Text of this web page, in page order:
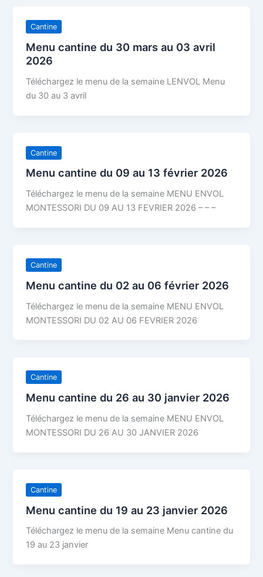
Cantine
Menu cantine du 30 mars au 03 avril
2026
Téléchargez le menu de la semaine LENVOL Menu
du 30 au 3 avril
Cantine
Menu cantine du 09 au 13 février 2026
Téléchargez le menu de la semaine MENU ENVOL
MONTESSORI DU 09 AU 13 FEVRIER 2026 – – –
Cantine
Menu cantine du 02 au 06 février 2026
Téléchargez le menu de la semaine MENU ENVOL
MONTESSORI DU 02 AU 06 FEVRIER 2026
Cantine
Menu cantine du 26 au 30 janvier 2026
Téléchargez le menu de la semaine MENU ENVOL
MONTESSORI DU 26 AU 30 JANVIER 2026
Cantine
Menu cantine du 19 au 23 janvier 2026
Téléchargez le menu de la semaine Menu cantine du
19 au 23 janvier